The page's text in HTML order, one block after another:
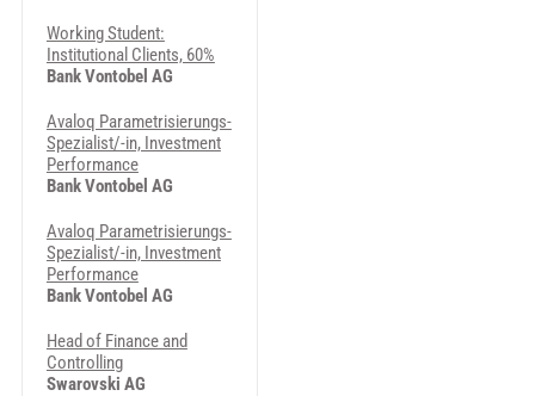
Working Student:
Institutional Clients, 60%
Bank Vontobel AG
Avaloq Parametrisierungs-
Spezialist/-in, Investment
Performance
Bank Vontobel AG
Avaloq Parametrisierungs-
Spezialist/-in, Investment
Performance
Bank Vontobel AG
Head of Finance and
Controlling
Swarovski AG